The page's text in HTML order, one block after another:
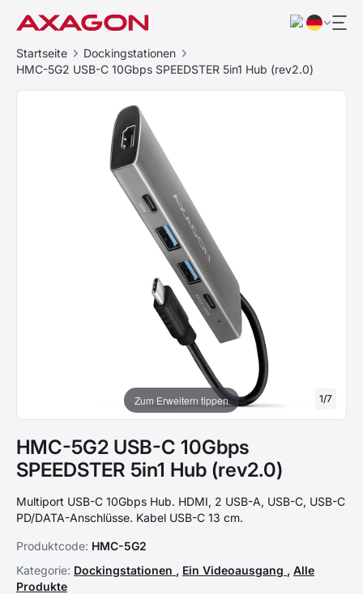
Startseite
Dockingstationen
HMC-5G2 USB-C 10Gbps SPEEDSTER 5in1 Hub (rev2.0)
Zum Erweitern tippen 1/7
HMC-5G2 USB-C 10Gbps
SPEEDSTER 5in1 Hub (rev2.0)
Multiport USB-C 10Gbps Hub. HDMI, 2 USB-A, USB-C, USB-C
PD/DATA-Anschlüsse. Kabel USB-C 13 cm.
Produktcode: HMC-5G2
Kategorie: Dockingstationen , Ein Videoausgang , Alle
Produkte